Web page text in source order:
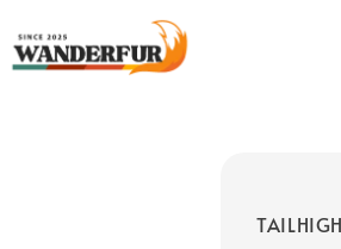
TAILHIGH